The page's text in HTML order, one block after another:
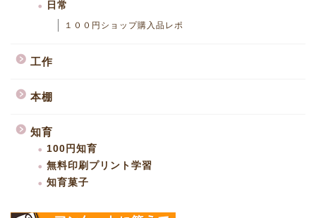
日常
１００円ショップ購入品レポ
工作
本棚
知育
100円知育
無料印刷プリント学習
知育菓子